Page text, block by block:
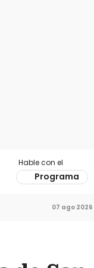
Hable con el
Programa
07 ago 2026